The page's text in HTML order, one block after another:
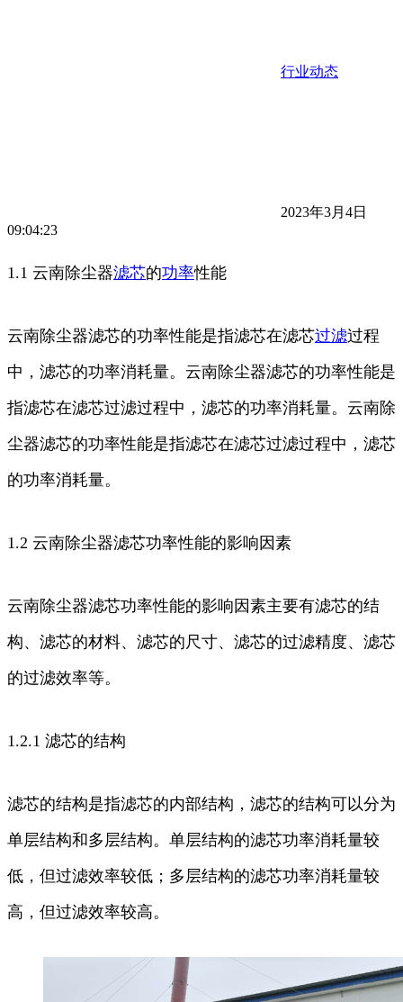
行业动态
2023年3月4日
09:04:23
1.1 云南除尘器滤芯的功率性能
云南除尘器滤芯的功率性能是指滤芯在滤芯过滤过程
中，滤芯的功率消耗量。云南除尘器滤芯的功率性能是
指滤芯在滤芯过滤过程中，滤芯的功率消耗量。云南除
尘器滤芯的功率性能是指滤芯在滤芯过滤过程中，滤芯
的功率消耗量。
1.2 云南除尘器滤芯功率性能的影响因素
云南除尘器滤芯功率性能的影响因素主要有滤芯的结
构、滤芯的材料、滤芯的尺寸、滤芯的过滤精度、滤芯
的过滤效率等。
1.2.1 滤芯的结构
滤芯的结构是指滤芯的内部结构，滤芯的结构可以分为
单层结构和多层结构。单层结构的滤芯功率消耗量较
低，但过滤效率较低；多层结构的滤芯功率消耗量较
高，但过滤效率较高。